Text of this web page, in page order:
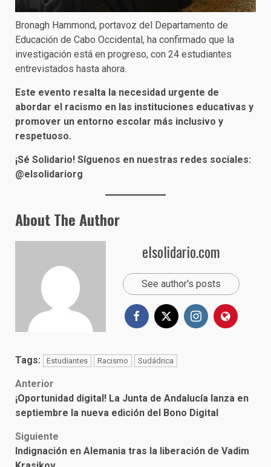
Bronagh Hammond, portavoz del Departamento de
Educación de Cabo Occidental, ha confirmado que la
investigación está en progreso, con 24 estudiantes
entrevistados hasta ahora.
Este evento resalta la necesidad urgente de
abordar el racismo en las instituciones educativas y
promover un entorno escolar más inclusivo y
respetuoso.
¡Sé Solidario! Síguenos en nuestras redes sociales:
@elsolidariorg
About The Author
elsolidario.com
See author's posts
Tags: Estudiantes Racismo Sudádrica
Post
navigation
Anterior
¡Oportunidad digital! La Junta de Andalucía lanza en
septiembre la nueva edición del Bono Digital
Siguiente
Indignación en Alemania tras la liberación de Vadim